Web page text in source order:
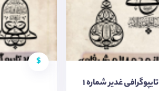
$
تایپوگرافی غدیر شماره ۱